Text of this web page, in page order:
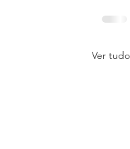
Ver tudo